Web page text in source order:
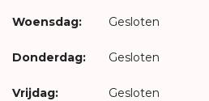
Woensdag: Gesloten
Donderdag: Gesloten
Vrijdag: Gesloten